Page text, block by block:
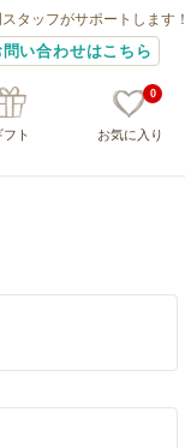
タッフがサポートします！
問い合わせはこちら
フト お気に入り
0